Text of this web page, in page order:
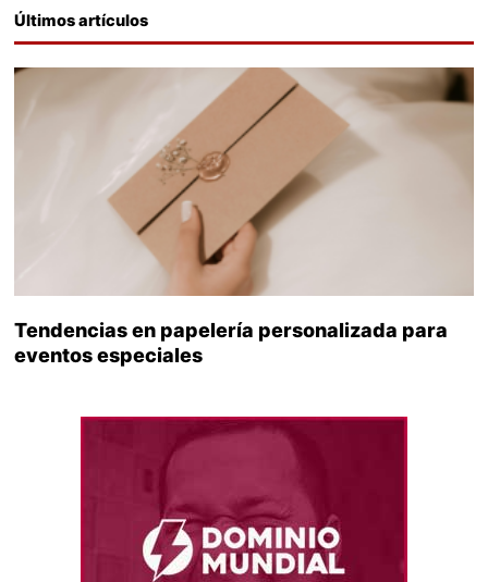
Últimos artículos
Tendencias en papelería personalizada para
eventos especiales